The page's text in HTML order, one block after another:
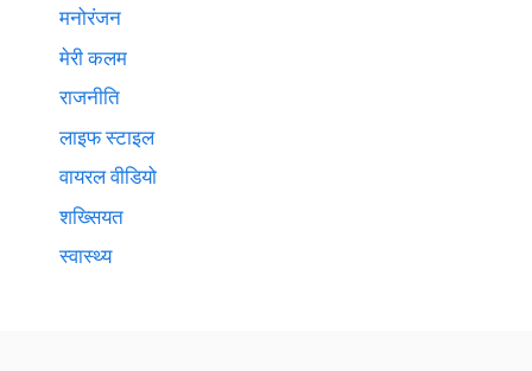
मनोरंजन
मेरी कलम
राजनीति
लाइफ स्टाइल
वायरल वीडियो
शख्सियत
स्वास्थ्य